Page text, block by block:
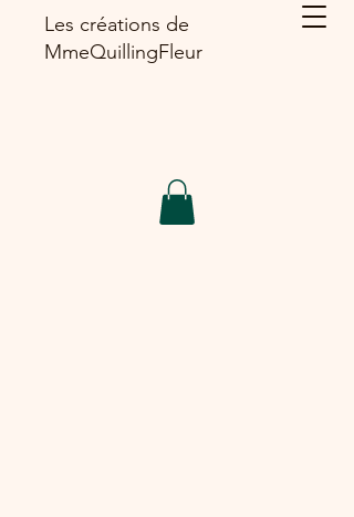
Les créations de
MmeQuillingFleur